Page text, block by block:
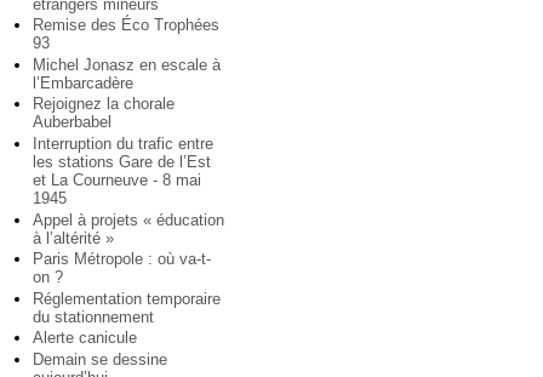
étrangers mineurs
Remise des Éco Trophées
93
Michel Jonasz en escale à
l’Embarcadère
Rejoignez la chorale
Auberbabel
Interruption du trafic entre
les stations Gare de l’Est
et La Courneuve - 8 mai
1945
Appel à projets « éducation
à l’altérité »
Paris Métropole : où va-t-
on ?
Réglementation temporaire
du stationnement
Alerte canicule
Demain se dessine